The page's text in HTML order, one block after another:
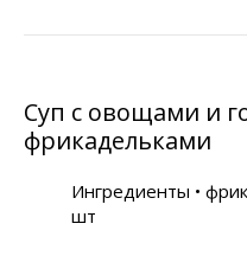
Суп с овощами и
фрикадельками
Ингредиенты •
шт